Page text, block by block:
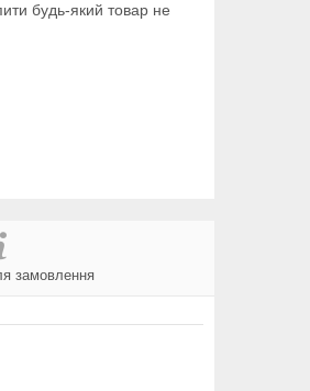
будь-який товар не
замовлення